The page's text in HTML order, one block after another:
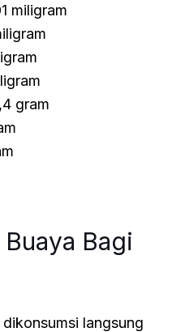
miligram
gram
Bagi
langsung